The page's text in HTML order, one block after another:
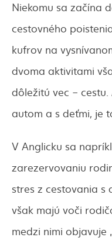
Niekomu sa začína
cestovného
kufrov na
dvoma aktivitami
dôležitú vec –
autom a s deťmi, je
V Anglicku sa
zarezervovaniu
stres z cestovania s
však majú voči
medzi nimi objavuje